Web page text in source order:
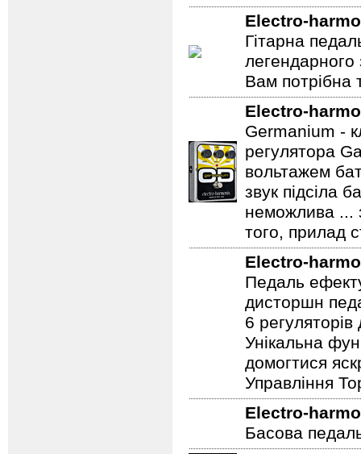
Electro-
Гітарна
Вам потрібна
Electro-
Germanium -
регулятора
вольтажем
звук підсіла
неможлива ...
того, прилад
Electro-
Педаль
дисторшн
6
Унікальна
домогтися
Управління
Electro-
Басова